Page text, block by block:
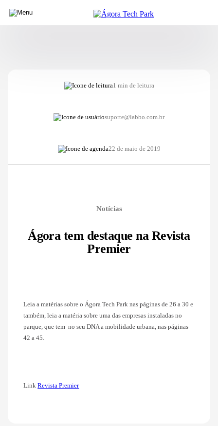
1 min de leitura
suporte@labbo.com.br
22 de maio de 2019
Notícias
Ágora tem destaque na Revista
Premier
Leia a matérias sobre o Ágora Tech Park nas páginas de 26 a 30 e
também, leia a matéria sobre uma das empresas instaladas no
parque, que tem no seu DNA a mobilidade urbana, nas páginas
42 a 45.
LinkRevista Premier